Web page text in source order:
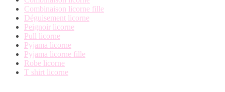
Combinaison licorne fille
Déguisement licorne
Peignoir licorne
Pull licorne
Pyjama licorne
Pyjama licorne fille
Robe licorne
T shirt licorne